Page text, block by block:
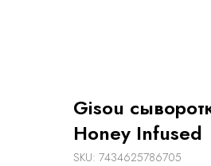
Gisou
Honey Infused
SKU: 7434625786705